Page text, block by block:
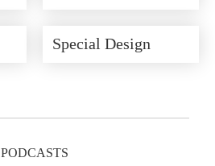
Special Design
PODCASTS